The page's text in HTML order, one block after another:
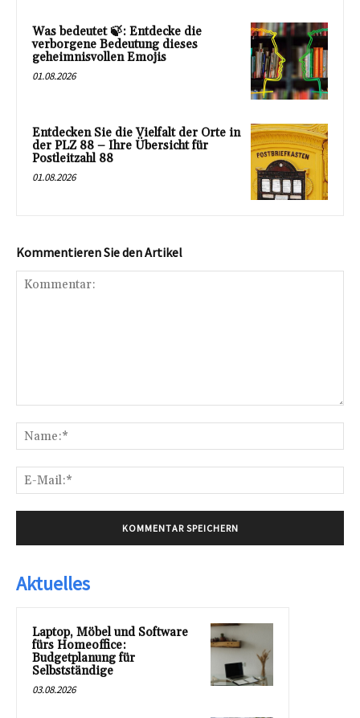
Was bedeutet 🍃: Entdecke die
verborgene Bedeutung dieses
geheimnisvollen Emojis
01.08.2026
Entdecken Sie die Vielfalt der Orte in
der PLZ 88 – Ihre Übersicht für
Postleitzahl 88
01.08.2026
Kommentieren Sie den Artikel
Aktuelles
Laptop, Möbel und Software
fürs Homeoffice:
Budgetplanung für
Selbstständige
03.08.2026